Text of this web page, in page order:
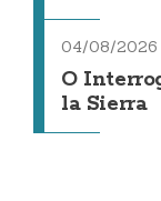
04/08/2026
O
la Sierra